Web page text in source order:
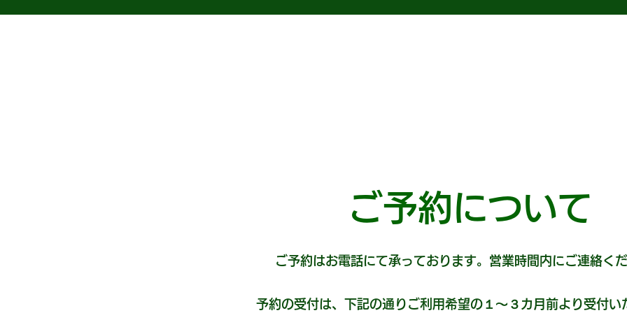
ご予約について
​ご予約はお電話にて承っております。 営業時間内にご連絡くだ
予約の受付は、下記の通りご利用希望の１～３カ月前より受付い